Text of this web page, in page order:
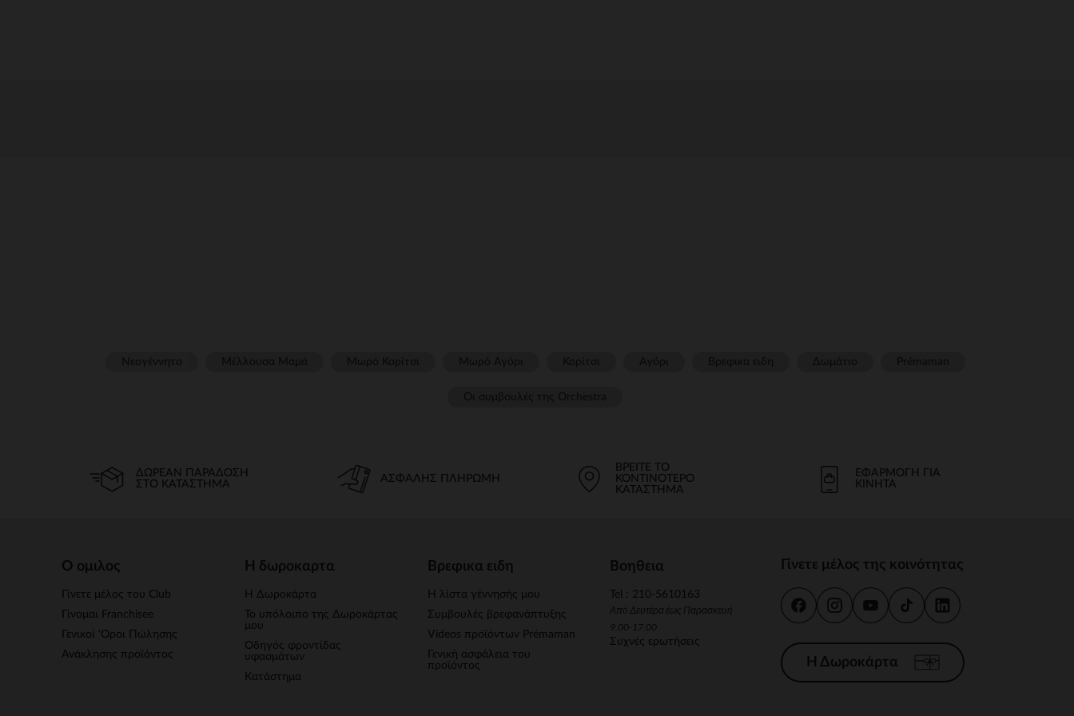
ΔΩΡΕΆΝ ΠΑΡΆΔΟΣΗ
ΣΤΟ ΚΑΤΆΣΤΗΜΑ
ΑΣΦΑΛΉΣ ΠΛΗΡΩΜΉ
ΒΡΕΊΤΕ ΤΟ
ΚΟΝΤΙΝΌΤΕΡΟ
ΚΑΤΆΣΤΗΜΑ
ΕΦΑΡΜΟΓΉ ΓΙΑ
ΚΙΝΗΤΆ
Ο ομιλος
Γίνετε μέλος του Club
Γίνομαι Franchisee
Γενικοί 'Οροι Πώλησης
Ανάκλησης προϊόντος
Η δωροκαρτα
Η Δωροκάρτα
Το υπόλοιπο της Δωροκάρτας
μου
Οδηγός φροντίδας
υφασμάτων
Κατάστημα
Βρεφικα ειδη
Η λίστα γέννησής μου
Συμβουλές βρεφανάπτυξης
Videos προϊόντων Prémaman
Γενική ασφάλεια του
προϊόντος
Βοηθεια
Tel : 210-5610163
Από Δευτέρα έως Παρασκευή
9.00-17.00
Συχνές ερωτήσεις
Γίνετε μέλος της κοινότητας
Η Δωροκάρτα